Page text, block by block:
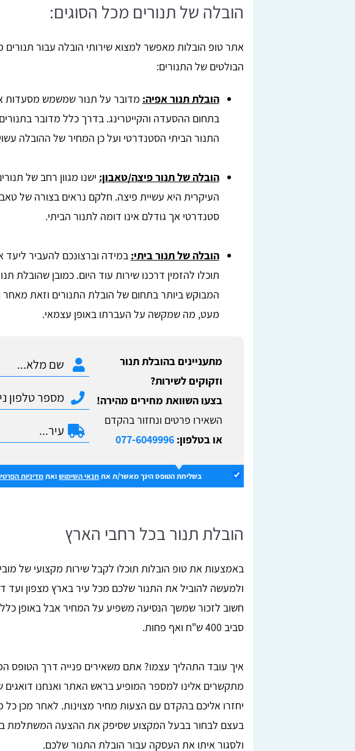
הובלה של תנורים מכל הסוגים:
אתר טופ הובלות מאפשר למצוא שירותי הובלה עבור תנורים
הבולטים של התנורים:
הובלת תנור אפיה: מדובר על תנור שמשמש מסעדות
בתחום ההסעדה והקייטרינג. בדרך כלל מדובר
התנור הביתי הסטנדרטי ועל כן המחיר של ההובלה
הובלה של תנור פיצה/טאבון: ישנו מגוון רחב של
העיקרית היא עשיית פיצה. חלקם נראים בצורה של
סטנדרטי אך גודלם אינו דומה לתנור הביתי.
הובלה של תנור ביתי: במידה וברצונכם להעביר
תוכלו להזמין דרכנו שירות עוד היום. כמובן שהובלת
המבוקש ביותר בתחום של הובלת התנורים וזאת מאחר
מעט, מה שמקשה על העברתו באופן עצמאי.
מתעניינים בהובלת תנור
וזקוקים לשירות?
בצעו השוואת מחירים מהירה!
השאירו פרטים ונחזור בהקדם
או בטלפון:077-6049996
בשליחת הטופס הינך מאשר/ת אתתנאי השימושואתמדיניות
הובלת תנור בכל רחבי הארץ
באמצעות את טופ הובלות תוכלו לקבל שירות מקצועי של
ולמעשה להוביל את התנור שלכם מכל עיר בארץ מצפון ועד
חשוב לזכור שמשך הנסיעה משפיע על המחיר אבל באופן
סביב 400 ש"ח ואף פחות.
איך עובד התהליך עצמו? אתם משאירים פנייה דרך הטופס
מתקשרים אלינו למספר המופיע בראש האתר ואנחנו דואגים
יחזרו אליכם בהקדם עם הצעות מחיר מצוינות. לאחר מכן
בעצם לבחור בבעל המקצוע שסיפק את ההצעה המשתלמת
ולסגור איתו את העסקה עבור הובלת התנור שלכם.